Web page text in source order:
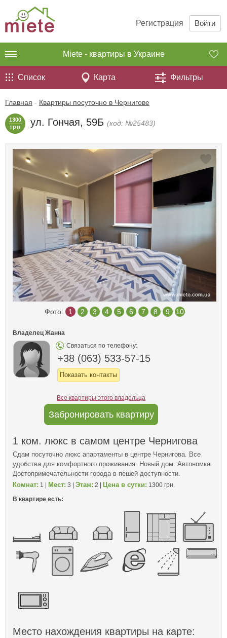
Регистрация Войти
Miete - квартиры в Украине
Список Карта Фильтры
Главная - Квартиры посуточно в Чернигове
1300
грн
ул. Гончая, 59Б (код: №25483)
Фото: 1 2 3 4 5 6 7 8 9 10
Владелец Жанна
Связаться по телефону:
+38 (063) 533-57-15
Показать контакты
Все квартиры этого владельца
Забронировать квартиру
1 ком. люкс в самом центре Чернигова
Сдам посуточно люкс апартаменты в центре Чернигова. Все
удобства для комфортного проживания. Новый дом. Автономка.
Достопримечательности города в пешей доступности.
Комнат: 1 | Мест: 3 | Этаж: 2 | Цена в сутки: 1300 грн.
В квартире есть:
Место нахождения квартиры на карте: